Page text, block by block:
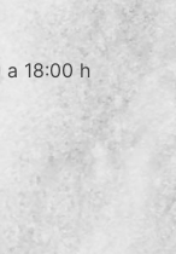
a 18:00 h